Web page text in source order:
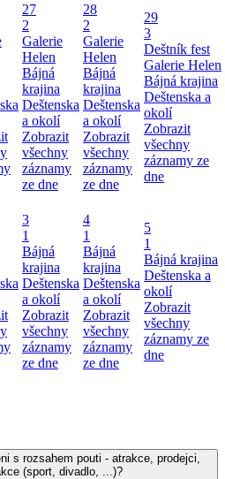
27
2
Galerie
Helen
Bájná
krajina
Deštenska
a okolí
Zobrazit
všechny
záznamy
ze dne
28
2
Galerie
Helen
Bájná
krajina
Deštenska
a okolí
Zobrazit
všechny
záznamy
ze dne
29
3
Deštník fest
Galerie Helen
Bájná krajina
Deštenska a
okolí
Zobrazit
všechny
záznamy ze
dne
3
1
Bájná
krajina
Deštenska
a okolí
Zobrazit
všechny
záznamy
ze dne
4
1
Bájná
krajina
Deštenska
a okolí
Zobrazit
všechny
záznamy
ze dne
5
1
Bájná krajina
Deštenska a
okolí
Zobrazit
všechny
záznamy ze
dne
s rozsahem pouti - atrakce, prodejci,
(sport, divadlo, ...)?